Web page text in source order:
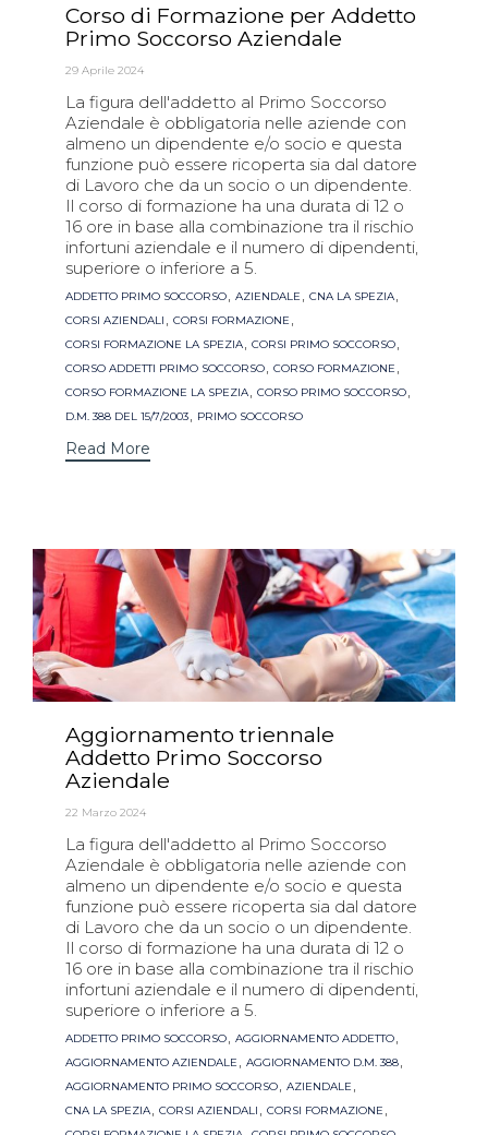
Corso di Formazione per Addetto
Primo Soccorso Aziendale
29 Aprile 2024
La figura dell'addetto al Primo Soccorso
Aziendale è obbligatoria nelle aziende con
almeno un dipendente e/o socio e questa
funzione può essere ricoperta sia dal datore
di Lavoro che da un socio o un dipendente.
Il corso di formazione ha una durata di 12 o
16 ore in base alla combinazione tra il rischio
infortuni aziendale e il numero di dipendenti,
superiore o inferiore a 5.
Tags
ADDETTO PRIMO SOCCORSO, AZIENDALE , CNA LA SPEZIA,
CORSI AZIENDALI , CORSI FORMAZIONE ,
CORSI FORMAZIONE LA SPEZIA, CORSI PRIMO SOCCORSO,
CORSO ADDETTI PRIMO SOCCORSO, CORSO FORMAZIONE ,
CORSO FORMAZIONE LA SPEZIA, CORSO PRIMO SOCCORSO,
D.M. 388 DEL 15/7/2003, PRIMO SOCCORSO
Read More
Aggiornamento triennale
Addetto Primo Soccorso
Aziendale
22 Marzo 2024
La figura dell'addetto al Primo Soccorso
Aziendale è obbligatoria nelle aziende con
almeno un dipendente e/o socio e questa
funzione può essere ricoperta sia dal datore
di Lavoro che da un socio o un dipendente.
Il corso di formazione ha una durata di 12 o
16 ore in base alla combinazione tra il rischio
infortuni aziendale e il numero di dipendenti,
superiore o inferiore a 5.
Tags
ADDETTO PRIMO SOCCORSO, AGGIORNAMENTO ADDETTO,
AGGIORNAMENTO AZIENDALE , AGGIORNAMENTO D.M. 388,
AGGIORNAMENTO PRIMO SOCCORSO, AZIENDALE ,
CNA LA SPEZIA, CORSI AZIENDALI , CORSI FORMAZIONE ,